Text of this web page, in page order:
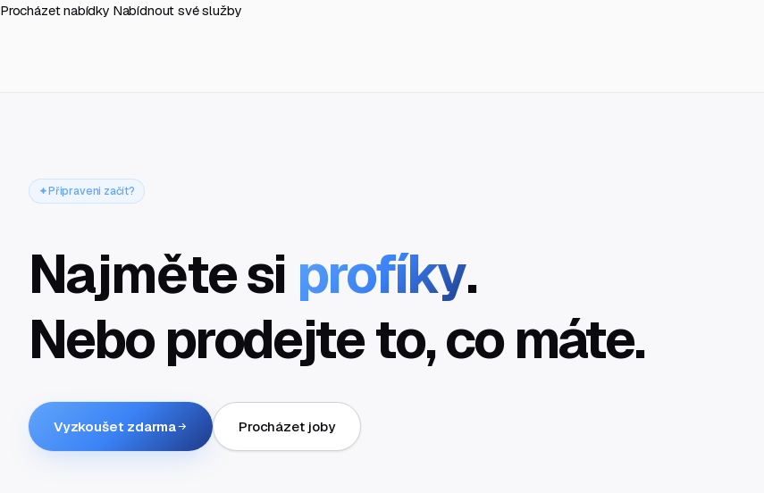
Procházet nabídky Nabídnout své služby
Připraveni začít?
Najměte si profíky.
Nebo prodejte to, co máte.
Vyzkoušet zdarma Procházet joby